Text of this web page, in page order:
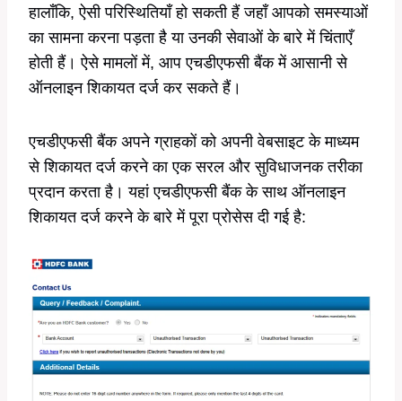
हालाँकि, ऐसी परिस्थितियाँ हो सकती हैं जहाँ आपको समस्याओं
का सामना करना पड़ता है या उनकी सेवाओं के बारे में चिंताएँ
होती हैं। ऐसे मामलों में, आप एचडीएफसी बैंक में आसानी से
ऑनलाइन शिकायत दर्ज कर सकते हैं।
एचडीएफसी बैंक अपने ग्राहकों को अपनी वेबसाइट के माध्यम
से शिकायत दर्ज करने का एक सरल और सुविधाजनक तरीका
प्रदान करता है। यहां एचडीएफसी बैंक के साथ ऑनलाइन
शिकायत दर्ज करने के बारे में पूरा प्रोसेस दी गई है: